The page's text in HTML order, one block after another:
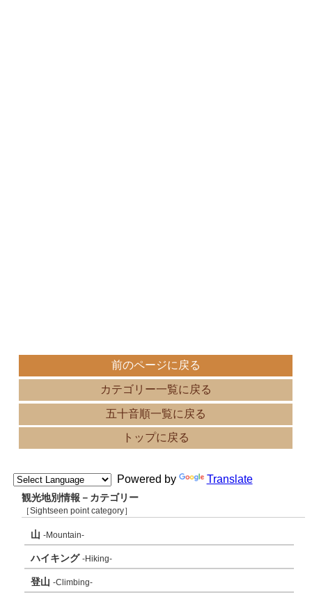
前のページに戻る
カテゴリー一覧に戻る
五十音順一覧に戻る
トップに戻る
Powered by Translate
観光地別情報－カテゴリー
［Sightseen point category］
山 -Mountain-
ハイキング -Hiking-
登山 -Climbing-